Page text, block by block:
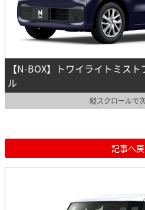
【N-BOX】トワイライトミス
ル
縦スクロールで
記事へ